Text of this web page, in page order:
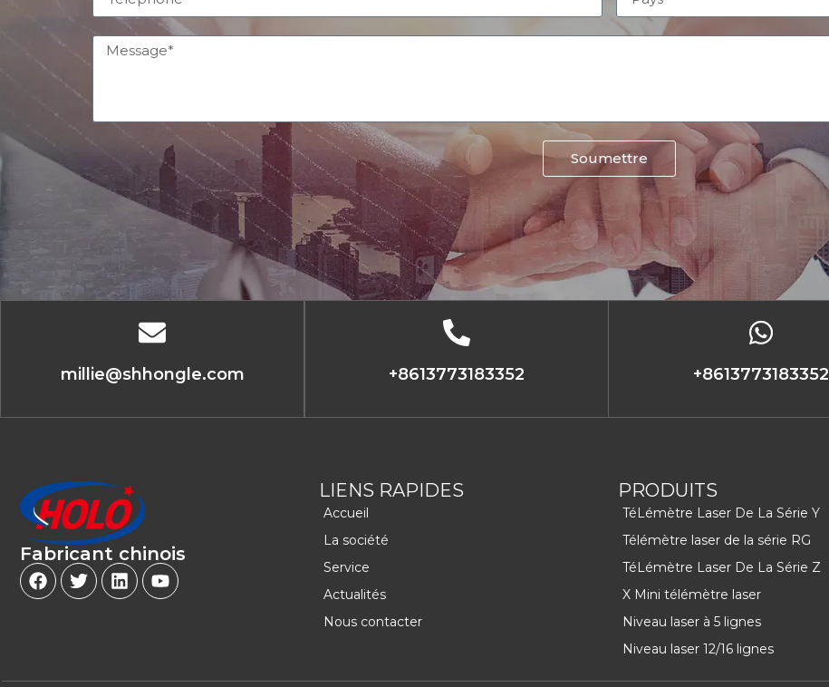
Soumettre
millie@shhongle.com +8613773183352 +8613773183352
Fabricant chinois
LIENS RAPIDES
Accueil
La société
Service
Actualités
Nous contacter
PRODUITS
TéLémètre Laser De La Série Y
Télémètre laser de la série RG
TéLémètre Laser De La Série Z
X Mini télémètre laser
Niveau laser à 5 lignes
Niveau laser 12/16 lignes